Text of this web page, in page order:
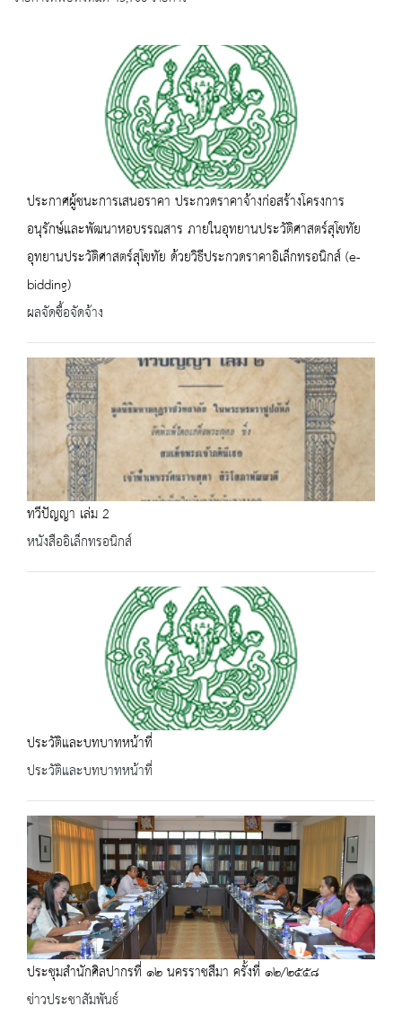
ประกาศผู้ชนะการเสนอราคา ประกวดราคาจ้างก่อสร้างโครงการ
อนุรักษ์และพัฒนาหอบรรณสาร ภายในอุทยานประวัติศาสตร์สุโขทัย
อุทยานประวัติศาสตร์สุโขทัย ด้วยวิธีประกวดราคาอิเล็กทรอนิกส์ (e-
bidding)
ผลจัดซื้อจัดจ้าง
ทวีปัญญา เล่ม 2
หนังสืออิเล็กทรอนิกส์
ประวัติและบทบาทหน้าที่
ประวัติและบทบาทหน้าที่
ประชุมสำนักศิลปากรที่ ๑๒ นครราชสีมา ครั้งที่ ๑๒/๒๕๕๘
ข่าวประชาสัมพันธ์